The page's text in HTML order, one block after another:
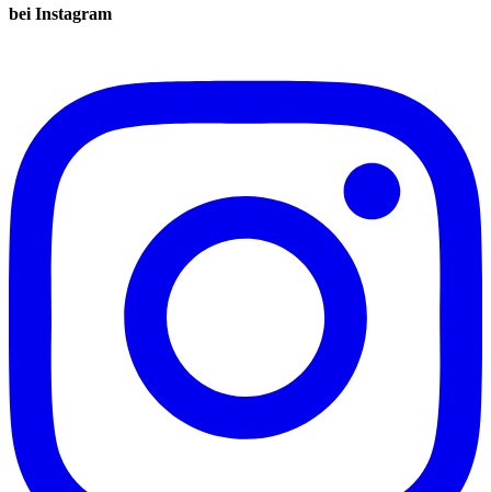
bei Instagram